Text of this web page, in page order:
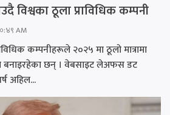
विश्वका ठूला प्राविधिक कम्पनी
AM
कम्पनीहरूले २०२५ मा ठूलो मात्रामा
बनाइरहेका छन् । वेबसाइट लेअफस डट
अहिल...